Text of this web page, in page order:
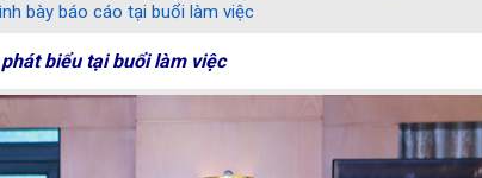
bày báo cáo tại buổi làm việc
biểu tại buổi làm việc